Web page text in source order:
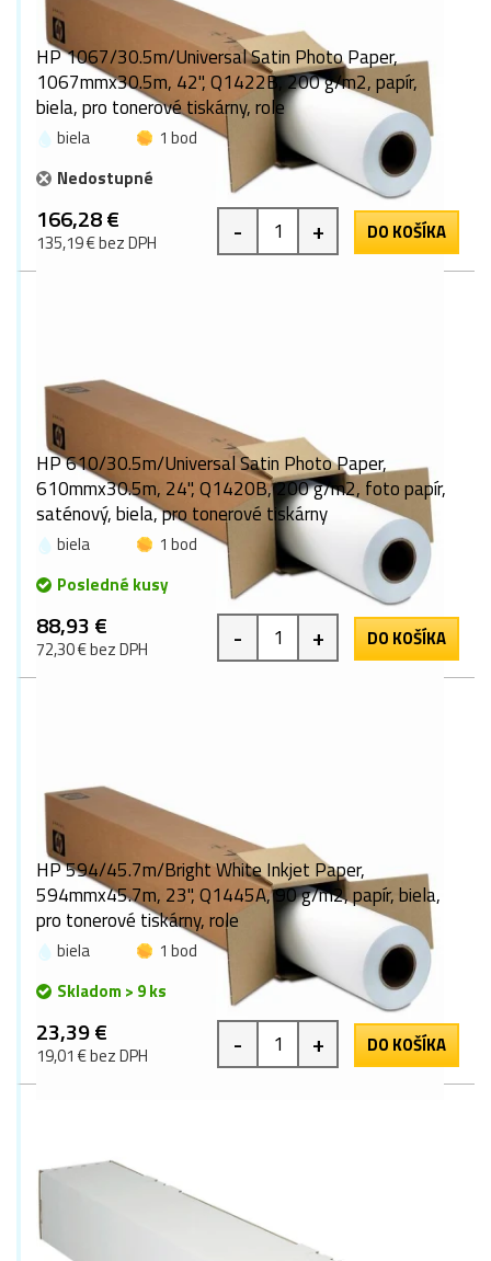
HP 1067/30.5m/Universal Satin Photo Paper,
1067mmx30.5m, 42", Q1422B, 200 g/m2, papír,
biela, pro tonerové tiskárny, role
biela
1 bod
Nedostupné
166,28 €
135,19 € bez DPH - + DO KOŠÍKA
HP 610/30.5m/Universal Satin Photo Paper,
610mmx30.5m, 24", Q1420B, 200 g/m2, foto papír,
saténový, biela, pro tonerové tiskárny
biela
1 bod
Posledné kusy
88,93 €
72,30 € bez DPH - + DO KOŠÍKA
HP 594/45.7m/Bright White Inkjet Paper,
594mmx45.7m, 23", Q1445A, 90 g/m2, papír, biela,
pro tonerové tiskárny, role
biela
1 bod
Skladom > 9 ks
23,39 €
19,01 € bez DPH - + DO KOŠÍKA